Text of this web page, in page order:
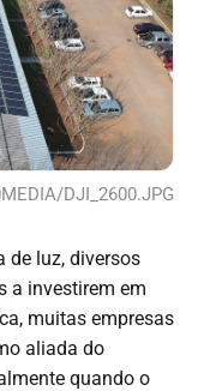
DJI_2600.JPG
de luz, diversos
a investirem em
muitas empresas
aliada do
quando o